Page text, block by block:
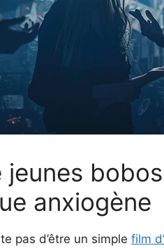
jeunes
anxiogène
pas d’être un simple film